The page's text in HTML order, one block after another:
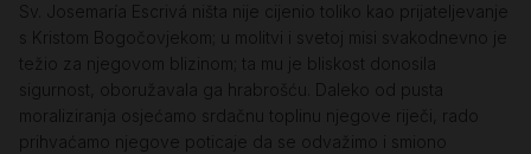
Sv. Josemaría Escrivá ništa nije cijenio toliko kao prijateljevanje
s Kristom Bogočovjekom; u molitvi i svetoj misi svakodnevno je
težio za njegovom blizinom; ta mu je bliskost donosila
sigurnost, oboružavala ga hrabrošću. Daleko od pusta
moraliziranja osjećamo srdačnu toplinu njegove riječi, rado
prihvaćamo njegove poticaje da se odvažimo i smiono